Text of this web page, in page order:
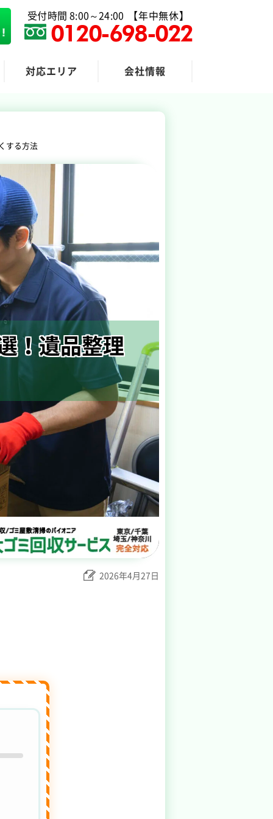
受付時間 8:00～24:00 【年中無休】
0120-698-022
対応エリア 会社情報
する方法
！遺品整理
2026年4月27日